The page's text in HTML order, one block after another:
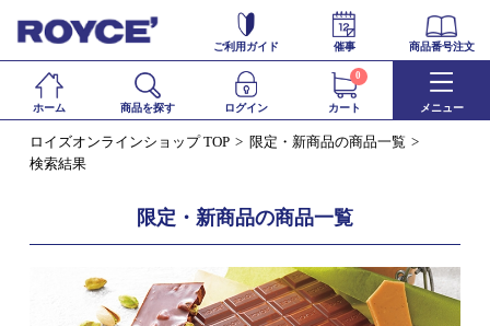
ご利用ガイド 催事 商品番号注文
ホーム 商品を探す ログイン カート
0
メニュー
ロイズオンラインショップ TOP
限定・新商品の商品一覧
検索結果
限定・新商品の商品一覧